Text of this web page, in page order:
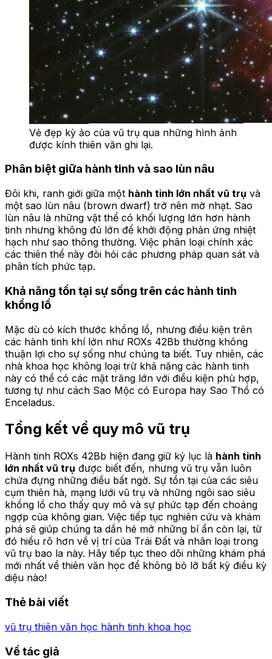
Vẻ đẹp kỳ ảo của vũ trụ qua những hình ảnh
được kính thiên văn ghi lại.
Phân biệt giữa hành tinh và sao lùn nâu
Đôi khi, ranh giới giữa một hành tinh lớn nhất vũ trụ và
một sao lùn nâu (brown dwarf) trở nên mờ nhạt. Sao
lùn nâu là những vật thể có khối lượng lớn hơn hành
tinh nhưng không đủ lớn để khởi động phản ứng nhiệt
hạch như sao thông thường. Việc phân loại chính xác
các thiên thể này đòi hỏi các phương pháp quan sát và
phân tích phức tạp.
Khả năng tồn tại sự sống trên các hành tinh
khổng lồ
Mặc dù có kích thước khổng lồ, nhưng điều kiện trên
các hành tinh khí lớn như ROXs 42Bb thường không
thuận lợi cho sự sống như chúng ta biết. Tuy nhiên, các
nhà khoa học không loại trừ khả năng các hành tinh
này có thể có các mặt trăng lớn với điều kiện phù hợp,
tương tự như cách Sao Mộc có Europa hay Sao Thổ có
Enceladus.
Tổng kết về quy mô vũ trụ
Hành tinh ROXs 42Bb hiện đang giữ kỷ lục là hành tinh
lớn nhất vũ trụ được biết đến, nhưng vũ trụ vẫn luôn
chứa đựng những điều bất ngờ. Sự tồn tại của các siêu
cụm thiên hà, mạng lưới vũ trụ và những ngôi sao siêu
khổng lồ cho thấy quy mô và sự phức tạp đến choáng
ngợp của không gian. Việc tiếp tục nghiên cứu và khám
phá sẽ giúp chúng ta dần hé mở những bí ẩn còn lại, từ
đó hiểu rõ hơn về vị trí của Trái Đất và nhân loại trong
vũ trụ bao la này. Hãy tiếp tục theo dõi những khám phá
mới nhất về thiên văn học để không bỏ lỡ bất kỳ điều kỳ
diệu nào!
Thẻ bài viết
vũ trụ thiên văn học hành tinh khoa học
Về tác giả